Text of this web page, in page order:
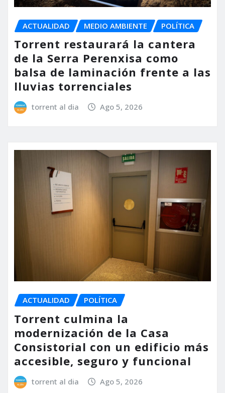
ACTUALIDAD MEDIO AMBIENTE POLÍTICA
Torrent restaurará la cantera
de la Serra Perenxisa como
balsa de laminación frente a las
lluvias torrenciales
torrent al dia Ago 5, 2026
ACTUALIDAD POLÍTICA
Torrent culmina la
modernización de la Casa
Consistorial con un edificio más
accesible, seguro y funcional
torrent al dia Ago 5, 2026